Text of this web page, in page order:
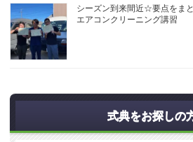
シーズン到来間近☆要点をま
エアコンクリーニング講習
式典をお探しの